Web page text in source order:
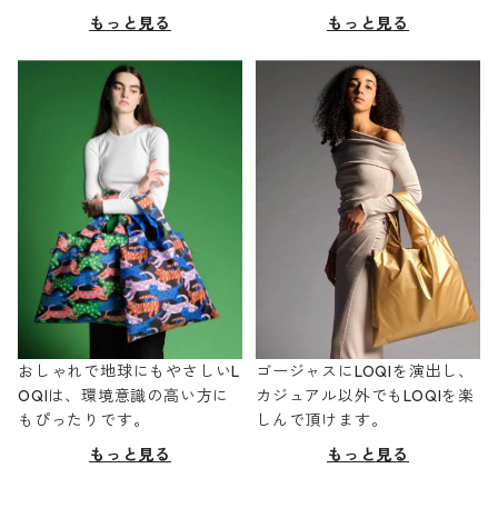
もっと見る
もっと見る
おしゃれで地球にもやさしいL
OQIは、環境意識の高い方に
もぴったりです。
もっと見る
ゴージャスにLOQIを演出し、
カジュアル以外でもLOQIを楽
しんで頂けます。
もっと見る